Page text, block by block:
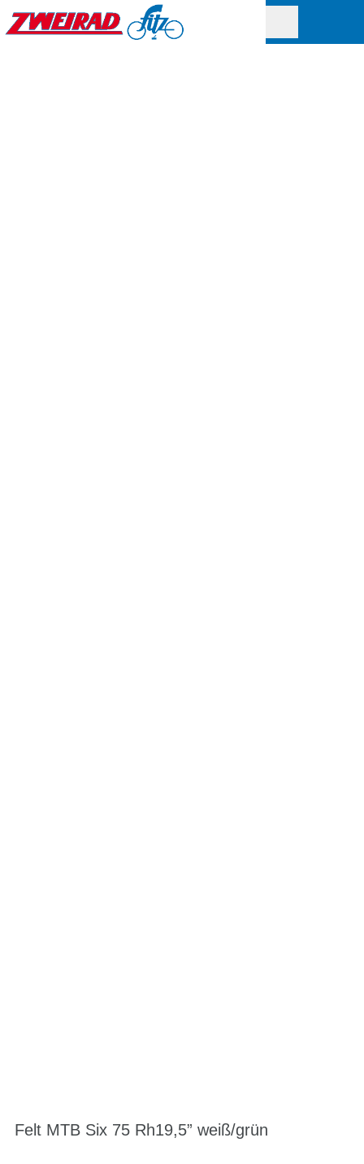
Felt MTB Six 75 Rh19,5” weiß/grün